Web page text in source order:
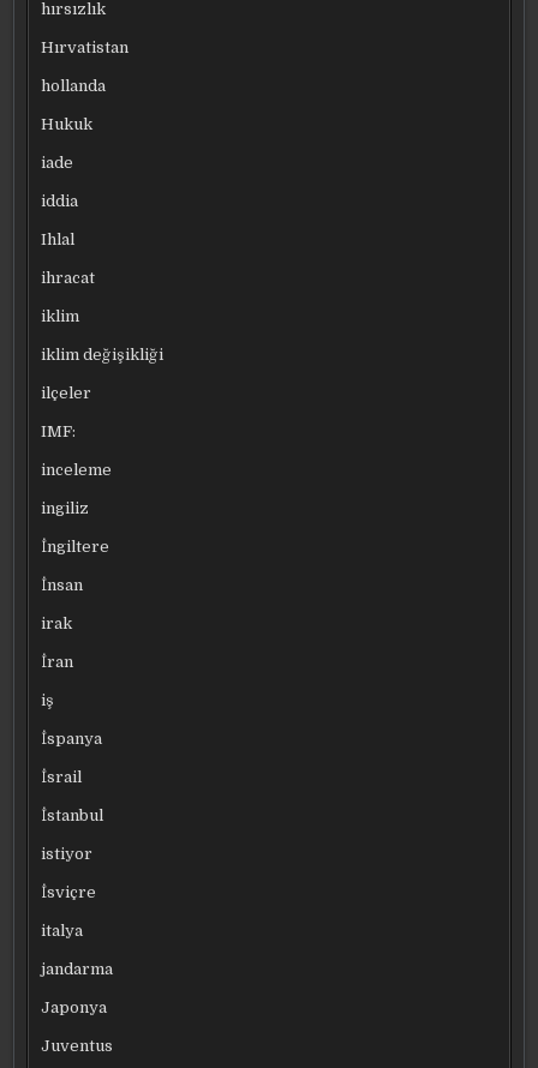
hırsızlık
Hırvatistan
hollanda
Hukuk
iade
iddia
Ihlal
ihracat
iklim
iklim değişikliği
ilçeler
IMF:
inceleme
ingiliz
İngiltere
İnsan
irak
İran
iş
İspanya
İsrail
İstanbul
istiyor
İsviçre
italya
jandarma
Japonya
Juventus